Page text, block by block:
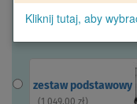
Kliknij tutaj, aby
zestaw podstawowy